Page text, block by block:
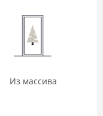
Из массива